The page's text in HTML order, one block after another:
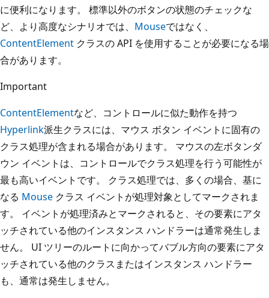
に便利になります。 標準以外のボタンの状態のチェックな
ど、より高度なシナリオでは、 Mouseではなく、
ContentElement クラスの API を使用することが必要になる場
合があります。
Important
ContentElementなど、コントロールに似た動作を持つ
Hyperlink派生クラスには、マウス ボタン イベントに固有の
クラス処理が含まれる場合があります。 マウスの左ボタンダ
ウン イベントは、コントロールでクラス処理を行う可能性が
最も高いイベントです。 クラス処理では、多くの場合、基に
なる Mouse クラス イベントが処理対象としてマークされま
す。 イベントが処理済みとマークされると、その要素にアタ
ッチされている他のインスタンス ハンドラーは通常発生しま
せん。 UI ツリーのルートに向かってバブル方向の要素にアタ
ッチされている他のクラスまたはインスタンス ハンドラー
も、通常は発生しません。